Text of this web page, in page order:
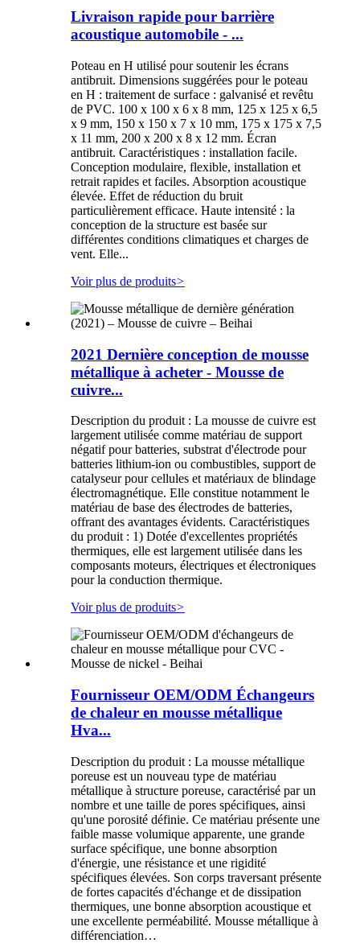
Livraison rapide pour barrière
acoustique automobile - ...
Poteau en H utilisé pour soutenir les écrans
antibruit. Dimensions suggérées pour le poteau
en H : traitement de surface : galvanisé et revêtu
de PVC. 100 x 100 x 6 x 8 mm, 125 x 125 x 6,5
x 9 mm, 150 x 150 x 7 x 10 mm, 175 x 175 x 7,5
x 11 mm, 200 x 200 x 8 x 12 mm. Écran
antibruit. Caractéristiques : installation facile.
Conception modulaire, flexible, installation et
retrait rapides et faciles. Absorption acoustique
élevée. Effet de réduction du bruit
particulièrement efficace. Haute intensité : la
conception de la structure est basée sur
différentes conditions climatiques et charges de
vent. Elle...
Voir plus de produits>
2021 Dernière conception de mousse
métallique à acheter - Mousse de
cuivre...
Description du produit : La mousse de cuivre est
largement utilisée comme matériau de support
négatif pour batteries, substrat d'électrode pour
batteries lithium-ion ou combustibles, support de
catalyseur pour cellules et matériaux de blindage
électromagnétique. Elle constitue notamment le
matériau de base des électrodes de batteries,
offrant des avantages évidents. Caractéristiques
du produit : 1) Dotée d'excellentes propriétés
thermiques, elle est largement utilisée dans les
composants moteurs, électriques et électroniques
pour la conduction thermique.
Voir plus de produits>
Fournisseur OEM/ODM Échangeurs
de chaleur en mousse métallique
Hva...
Description du produit : La mousse métallique
poreuse est un nouveau type de matériau
métallique à structure poreuse, caractérisé par un
nombre et une taille de pores spécifiques, ainsi
qu'une porosité définie. Ce matériau présente une
faible masse volumique apparente, une grande
surface spécifique, une bonne absorption
d'énergie, une résistance et une rigidité
spécifiques élevées. Son corps traversant présente
de fortes capacités d'échange et de dissipation
thermiques, une bonne absorption acoustique et
une excellente perméabilité. Mousse métallique à
différenciation…